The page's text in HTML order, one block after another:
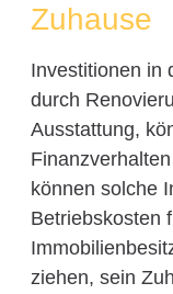
Zuhause
Investitionen in
durch
Ausstattung,
können solche
Betriebskosten
ziehen, sein